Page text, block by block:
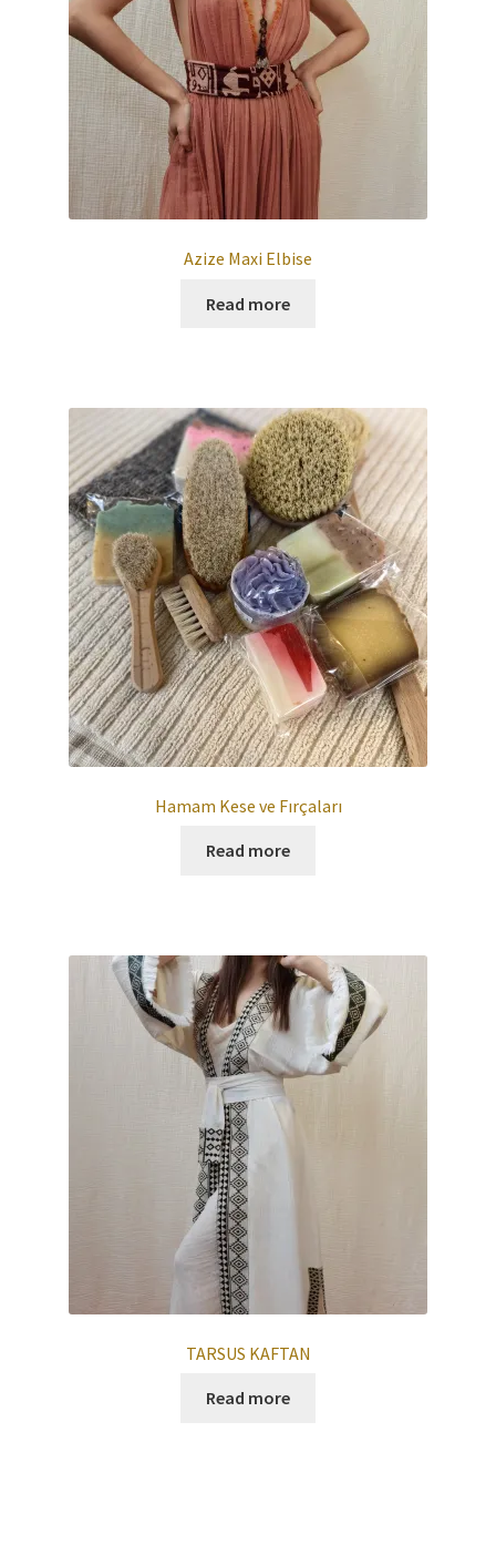
Azize Maxi Elbise
Read more
Hamam Kese ve Fırçaları
Read more
TARSUS KAFTAN
Read more